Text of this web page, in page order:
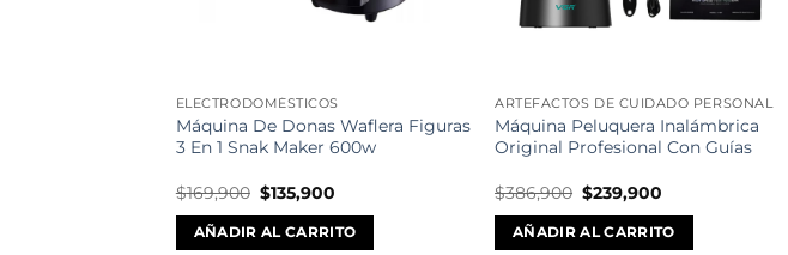
ELECTRODOMÉSTICOS
Máquina De Donas Waflera Figuras
3 En 1 Snak Maker 600w
$169,900 El
precio
original
era:
$135,900
actual
es:
AÑADIR AL CARRITO
ARTEFACTOS DE CUIDADO PERSONAL
Máquina Peluquera Inalámbrica
Original Profesional Con Guías
$386,900 El
precio
original
era:
$239,900
actual
es:
AÑADIR AL CARRITO